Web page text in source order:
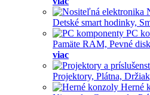
Detské smart hodinky,
PC
Pamäte RAM, Pevné
viac
Projektory, Plátna,
Herné